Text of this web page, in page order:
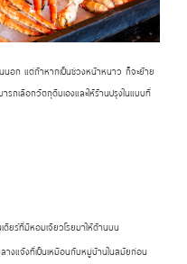
อก แต่ถ้าหากเป็นช่วงหน้าหนาว ก็จะย้าย
รถเลือกวัตถุดิบเองและให้ร้านปรุงในแบบที่
ดียร์ที่มีหอมเจียวโรยมาให้ด้านบน
แจ้งที่เป็นเหมือนกับหมู่บ้านในสมัยก่อน